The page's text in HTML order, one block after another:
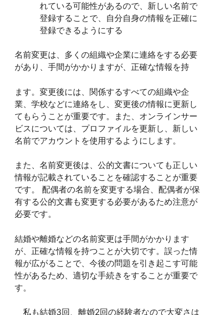
れている可能性があるので、新しい名前で
登録することで、自分自身の情報を正確に
登録できるようにする
名前変更は、多くの組織や企業に連絡をする必要
があり、手間がかかりますが、正確な情報を持
ます。変更後には、関係するすべての組織や企
業、学校などに連絡をし、変更後の情報に更新し
てもらうことが重要です。また、オンラインサー
ビスについては、プロファイルを更新し、新しい
名前でアカウントを使用するようにします。
また、名前変更後は、公的文書についても正しい
情報が記載されていることを確認することが重要
です。 配偶者の名前を変更する場合、配偶者が保
有する公的文書も変更する必要があるため注意が
必要です。
結婚や離婚などの名前変更は手間がかかります
が、正確な情報を持つことが大切です。誤った情
報が広がることで、今後の問題を引き起こす可能
性があるため、適切な手続きをすることが重要で
す。
私も結婚3回、離婚2回の経験者なので大変さは